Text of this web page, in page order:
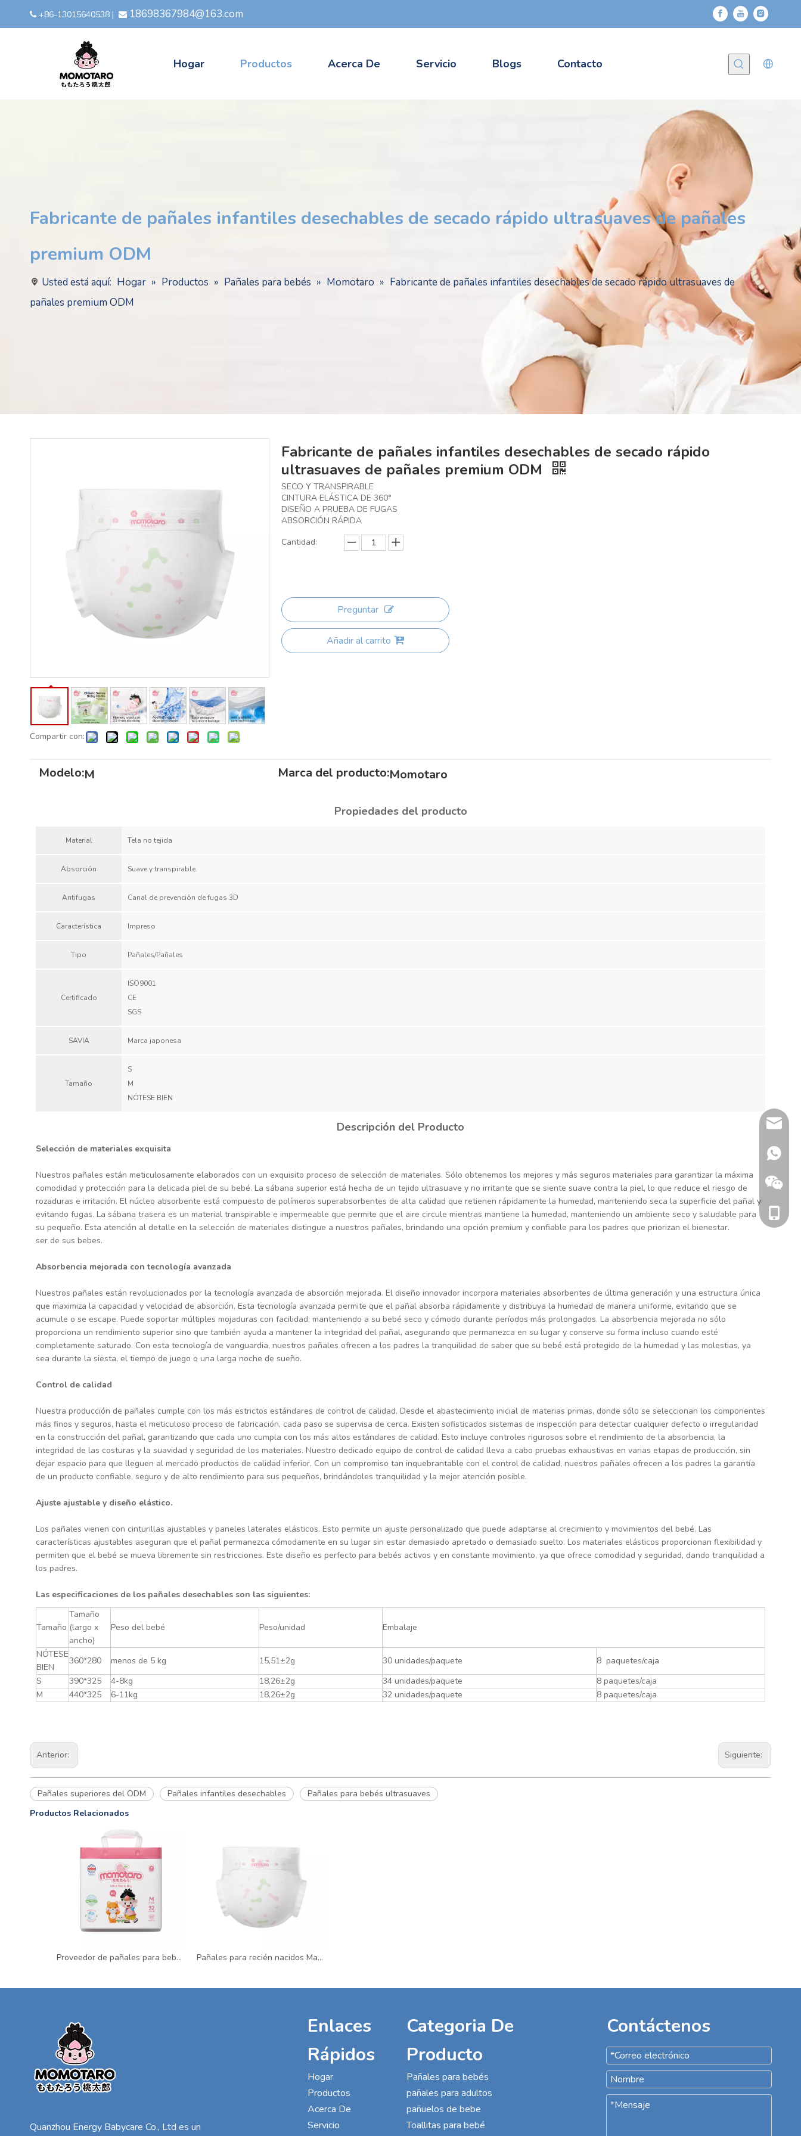
 +86-13015640538 |  18698367984@163.com
Hogar Productos Acerca De Servicio Blogs Contacto
Fabricante de pañales infantiles desechables de secado rápido ultrasuaves de pañales
premium ODM
Usted está aquí: Hogar » Productos » Pañales para bebés » Momotaro » Fabricante de pañales infantiles desechables de secado rápido ultrasuaves de
pañales premium ODM
Compartir con:
Fabricante de pañales infantiles desechables de secado rápido
ultrasuaves de pañales premium ODM
SECO Y TRANSPIRABLE
CINTURA ELÁSTICA DE 360°
DISEÑO A PRUEBA DE FUGAS
ABSORCIÓN RÁPIDA
Cantidad:
Preguntar
Añadir al carrito
Modelo:M Marca del producto:Momotaro
Propiedades del producto
Material Tela no tejida
Absorción Suave y transpirable.
Antifugas Canal de prevención de fugas 3D
Característica Impreso
Tipo Pañales/Pañales
Certificado
ISO9001
CE
SGS
SAVIA Marca japonesa
Tamaño
S
M
NÓTESE BIEN
Descripción del Producto
Selección de materiales exquisita
Nuestros pañales están meticulosamente elaborados con un exquisito proceso de selección de materiales. Sólo obtenemos los mejores y más seguros materiales para garantizar la máxima
comodidad y protección para la delicada piel de su bebé. La sábana superior está hecha de un tejido ultrasuave y no irritante que se siente suave contra la piel, lo que reduce el riesgo de
rozaduras e irritación. El núcleo absorbente está compuesto de polímeros superabsorbentes de alta calidad que retienen rápidamente la humedad, manteniendo seca la superficie del pañal y
evitando fugas. La sábana trasera es un material transpirable e impermeable que permite que el aire circule mientras mantiene la humedad, manteniendo un ambiente seco y saludable para
su pequeño. Esta atención al detalle en la selección de materiales distingue a nuestros pañales, brindando una opción premium y confiable para los padres que priorizan el bienestar.
ser de sus bebes.
Absorbencia mejorada con tecnología avanzada
Nuestros pañales están revolucionados por la tecnología avanzada de absorción mejorada. El diseño innovador incorpora materiales absorbentes de última generación y una estructura única
que maximiza la capacidad y velocidad de absorción. Esta tecnología avanzada permite que el pañal absorba rápidamente y distribuya la humedad de manera uniforme, evitando que se
acumule o se escape. Puede soportar múltiples mojaduras con facilidad, manteniendo a su bebé seco y cómodo durante períodos más prolongados. La absorbencia mejorada no sólo
proporciona un rendimiento superior sino que también ayuda a mantener la integridad del pañal, asegurando que permanezca en su lugar y conserve su forma incluso cuando esté
completamente saturado. Con esta tecnología de vanguardia, nuestros pañales ofrecen a los padres la tranquilidad de saber que su bebé está protegido de la humedad y las molestias, ya
sea durante la siesta, el tiempo de juego o una larga noche de sueño.
Control de calidad
Nuestra producción de pañales cumple con los más estrictos estándares de control de calidad. Desde el abastecimiento inicial de materias primas, donde sólo se seleccionan los componentes
más finos y seguros, hasta el meticuloso proceso de fabricación, cada paso se supervisa de cerca. Existen sofisticados sistemas de inspección para detectar cualquier defecto o irregularidad
en la construcción del pañal, garantizando que cada uno cumpla con los más altos estándares de calidad. Esto incluye controles rigurosos sobre el rendimiento de la absorbencia, la
integridad de las costuras y la suavidad y seguridad de los materiales. Nuestro dedicado equipo de control de calidad lleva a cabo pruebas exhaustivas en varias etapas de producción, sin
dejar espacio para que lleguen al mercado productos de calidad inferior. Con un compromiso tan inquebrantable con el control de calidad, nuestros pañales ofrecen a los padres la garantía
de un producto confiable, seguro y de alto rendimiento para sus pequeños, brindándoles tranquilidad y la mejor atención posible.
Ajuste ajustable y diseño elástico.
Los pañales vienen con cinturillas ajustables y paneles laterales elásticos. Esto permite un ajuste personalizado que puede adaptarse al crecimiento y movimientos del bebé. Las
características ajustables aseguran que el pañal permanezca cómodamente en su lugar sin estar demasiado apretado o demasiado suelto. Los materiales elásticos proporcionan flexibilidad y
permiten que el bebé se mueva libremente sin restricciones. Este diseño es perfecto para bebés activos y en constante movimiento, ya que ofrece comodidad y seguridad, dando tranquilidad a
los padres.
Las especificaciones de los pañales desechables son las siguientes:
Tamaño
Tamaño
(largo x
ancho)
Peso del bebé Peso/unidad Embalaje
NÓTESE
BIEN
360*280 menos de 5 kg 15,51±2g 30 unidades/paquete
8 paquetes/caja
S
390*325 4-8kg 18,26±2g 34 unidades/paquete
8 paquetes/caja
M
440*325 6-11kg 18,26±2g 32 unidades/paquete 8 paquetes/caja
Anterior: Siguiente:
Pañales superiores del ODM Pañales infantiles desechables
Pañales para bebés ultrasuaves
Productos Relacionados
Proveedor de pañales para bebés Personalización de pedidos al por mayor Pañales para bebés Pañales para recién nacidos Material transpirable y cinturilla ajustable Pañales desechables Proveedores confiables
Quanzhou Energy Babycare Co., Ltd es un
+86
+86
Enlaces
Rápidos
Hogar
Productos
Acerca De
Servicio
Categoria De
Producto
Pañales para bebés
pañales para adultos
pañuelos de bebe
Toallitas para bebé
Contáctenos